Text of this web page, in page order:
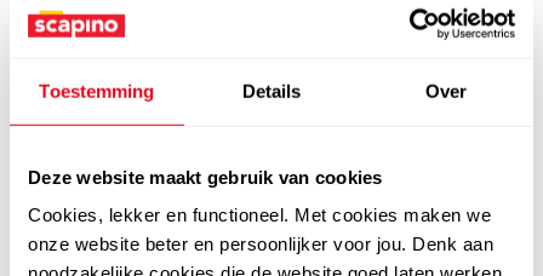
Toestemming Details Over
Deze website maakt gebruik van cookies
Cookies, lekker en functioneel. Met cookies maken we
onze website beter en persoonlijker voor jou. Denk aan